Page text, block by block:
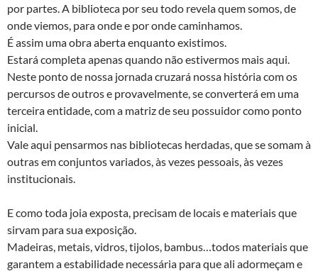
por partes. A biblioteca por seu todo revela quem somos, de
onde viemos, para onde e por onde caminhamos.
É assim uma obra aberta enquanto existimos.
Estará completa apenas quando não estivermos mais aqui.
Neste ponto de nossa jornada cruzará nossa história com os
percursos de outros e provavelmente, se converterá em uma
terceira entidade, com a matriz de seu possuidor como ponto
inicial.
Vale aqui pensarmos nas bibliotecas herdadas, que se somam à
outras em conjuntos variados, às vezes pessoais, às vezes
institucionais.
E como toda joia exposta, precisam de locais e materiais que
sirvam para sua exposição.
Madeiras, metais, vidros, tijolos, bambus…todos materiais que
garantem a estabilidade necessária para que ali adormeçam e